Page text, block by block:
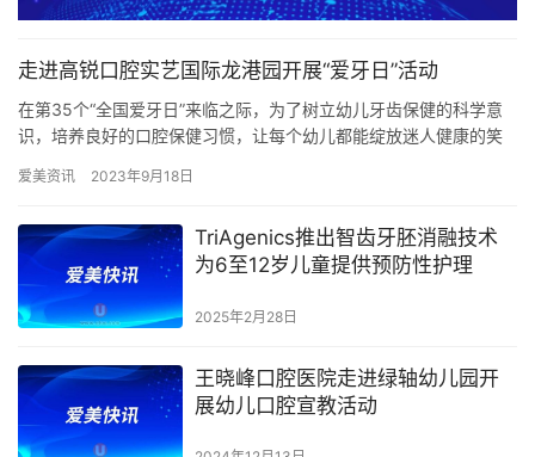
走进高锐口腔实艺国际龙港园开展“爱牙日”活动
在第35个“全国爱牙日”来临之际，为了树立幼儿牙齿保健的科学意
识，培养良好的口腔保健习惯，让每个幼儿都能绽放迷人健康的笑
牙…
爱美资讯 2023年9月18日
TriAgenics推出智齿牙胚消融技术
为6至12岁儿童提供预防性护理
2025年2月28日
王晓峰口腔医院走进绿轴幼儿园开
展幼儿口腔宣教活动